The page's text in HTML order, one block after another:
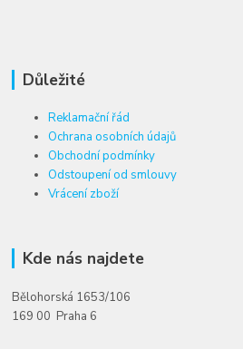
Důležité
Reklamační řád
Ochrana osobních údajů
Obchodní podmínky
Odstoupení od smlouvy
Vrácení zboží
Kde nás najdete
Bělohorská 1653/106
169 00 Praha 6